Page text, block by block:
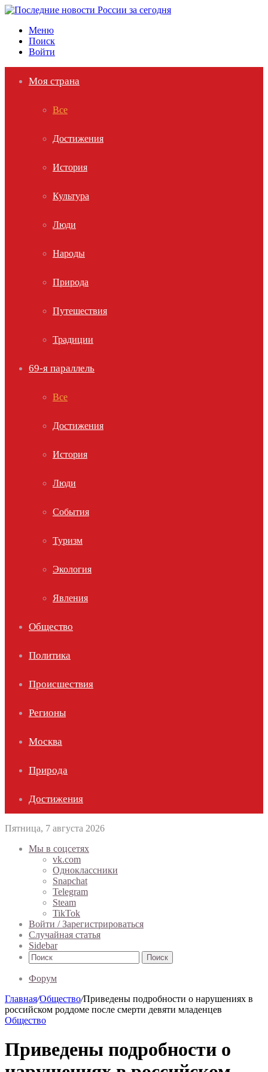
Меню
Поиск
Войти
Моя страна
Все
Достижения
История
Культура
Люди
Народы
Природа
Путешествия
Традиции
69-я параллель
Все
Достижения
История
Люди
События
Туризм
Экология
Явления
Общество
Политика
Происшествия
Регионы
Москва
Природа
Достижения
Пятница, 7 августа 2026
Мы в соцсетях
vk.com
Одноклассники
Snapchat
Telegram
Steam
TikTok
Войти / Зарегистрироваться
Случайная статья
Sidebar
Поиск
Форум
Главная/Общество/Приведены подробности о нарушениях в
российском роддоме после смерти девяти младенцев
Общество
Приведены подробности о